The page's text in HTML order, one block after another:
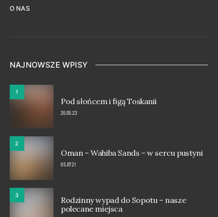
O NAS
NAJNOWSZE WPISY
1
Pod słońcem i figą Toskanii
20.05.23
2
Oman – Wahiba Sands – w sercu pustyni
05.07.21
3
Rodzinny wypad do Sopotu – nasze
polecane miejsca